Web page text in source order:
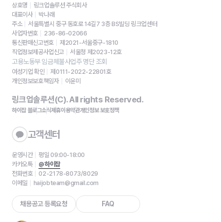
상호명
링크업솔루션 주식회사
대표이사
박나래
주소
서울특별시 중구 동호로 14길7 3층 BS빌딩 링크업센터
사업자번호
236-86-02066
통신판매신고번호
제2021-서울중구-1810
직업정보제공사업신고
서울청 제2023-12호
고용노동부 임금체불사업주 명단 조회
여성기업 확인
제0111-2022-22801호
개인정보보호책임자
이윤미
링크업솔루션(C). All rights Reserved.
하이잡 블로그소식제휴이용약관개인정보 보호정책
고객센터
운영시간
평일 09:00-18:00
카카오톡
@하이잡
전화번호
02-2178-8073/8029
이메일
haijobteam@gmail.com
채용공고 등록요청 FAQ